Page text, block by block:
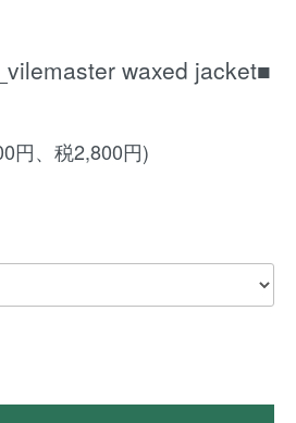
waxed jacket■
円、税2,800円)